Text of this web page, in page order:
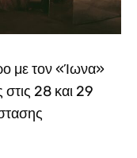
με τον «Ίωνα»
28 και 29